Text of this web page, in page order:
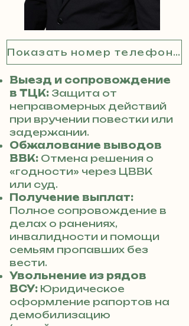
Показать номер телефона
Выезд и сопровождение
в ТЦК: Защита от
неправомерных действий
при вручении повестки или
задержании.
Обжалование выводов
ВВК: Отмена решения о
«годности» через ЦВВК
или суд.
Получение выплат:
Полное сопровождение в
делах о ранениях,
инвалидности и помощи
семьям пропавших без
вести.
Увольнение из рядов
ВСУ: Юридическое
оформление рапортов на
демобилизацию